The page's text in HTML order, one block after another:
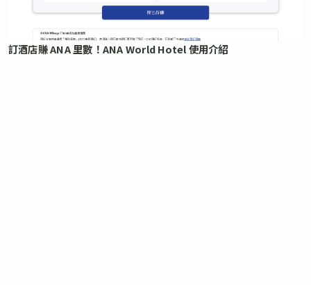
訂酒店賺 ANA 里數！ANA World Hotel 使用介紹